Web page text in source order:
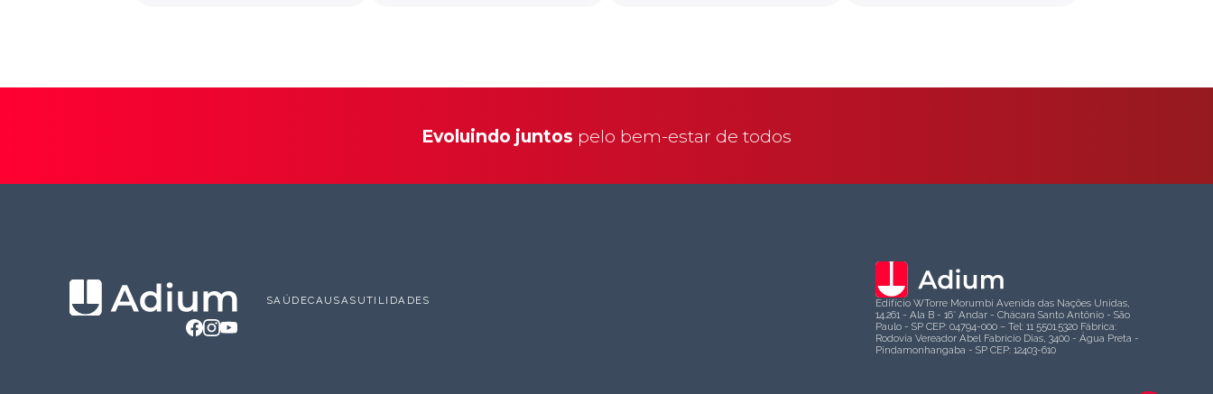
Evoluindo juntos pelo bem-estar de todos
SAÚDECAUSAS UTILIDADES
Edifício WTorre Morumbi Avenida das Nações Unidas,
14.261 - Ala B - 16° Andar - Chácara Santo Antônio - São
Paulo - SP CEP: 04794-000 – Tel: 11 5501.5320 Fábrica:
Rodovia Vereador Abel Fabrício Dias, 3400 - Água Preta -
Pindamonhangaba - SP CEP: 12403-610